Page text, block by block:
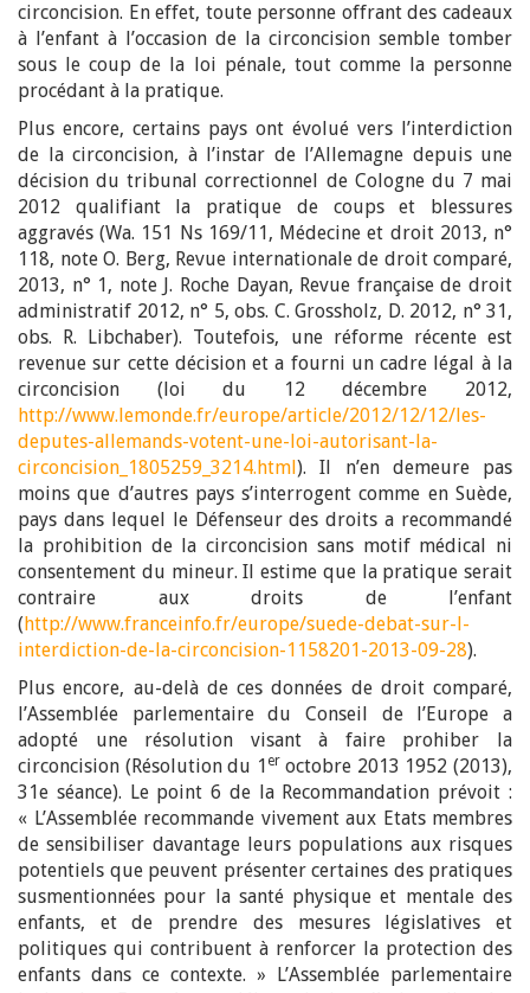
circoncision. En effet, toute personne offrant des cadeaux
à l’enfant à l’occasion de la circoncision semble tomber
sous le coup de la loi pénale, tout comme la personne
procédant à la pratique.
Plus encore, certains pays ont évolué vers l’interdiction
de la circoncision, à l’instar de l’Allemagne depuis une
décision du tribunal correctionnel de Cologne du 7 mai
2012 qualifiant la pratique de coups et blessures
aggravés (Wa. 151 Ns 169/11, Médecine et droit 2013, n°
118, note O. Berg, Revue internationale de droit comparé,
2013, n° 1, note J. Roche Dayan, Revue française de droit
administratif 2012, n° 5, obs. C. Grossholz, D. 2012, n° 31,
obs. R. Libchaber). Toutefois, une réforme récente est
revenue sur cette décision et a fourni un cadre légal à la
circoncision (loi du 12 décembre 2012,
http://www.lemonde.fr/europe/article/2012/12/12/les-
deputes-allemands-votent-une-loi-autorisant-la-
circoncision_1805259_3214.html). Il n’en demeure pas
moins que d’autres pays s’interrogent comme en Suède,
pays dans lequel le Défenseur des droits a recommandé
la prohibition de la circoncision sans motif médical ni
consentement du mineur. Il estime que la pratique serait
contraire aux droits de l’enfant
(http://www.franceinfo.fr/europe/suede-debat-sur-l-
interdiction-de-la-circoncision-1158201-2013-09-28).
Plus encore, au-delà de ces données de droit comparé,
l’Assemblée parlementaire du Conseil de l’Europe a
adopté une résolution visant à faire prohiber la
circoncision (Résolution du 1 eroctobre 2013 1952 (2013),
31e séance). Le point 6 de la Recommandation prévoit :
« L’Assemblée recommande vivement aux Etats membres
de sensibiliser davantage leurs populations aux risques
potentiels que peuvent présenter certaines des pratiques
susmentionnées pour la santé physique et mentale des
enfants, et de prendre des mesures législatives et
politiques qui contribuent à renforcer la protection des
enfants dans ce contexte. » L’Assemblée parlementaire